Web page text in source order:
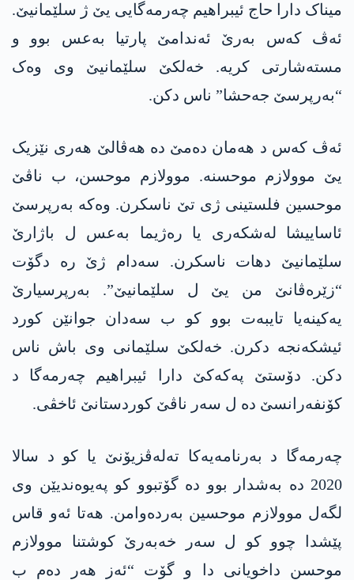
میناک دارا حاج ئیبراھیم چەرمەگایی یێ ژ سلێمانیێ.
ئەڤ کەس بەرێ ئەندامێ پارتیا بەعس بوو و
مستەشارتی کریە. خەلکێ سلێمانیێ وی وەک
“بەرپرسێ جەحشا” ناس دکن.
ئەڤ کەس د ھەمان دەمێ دە ھەڤالێ ھەری نێزیک
یێ موولازم موحسنە. موولازم موحسن، ب ناڤێ
موحسین فلستینی ژی تێ ناسکرن. وەکە بەرپرسێ
ئاساییشا لەشکەری یا رەژیما بەعس ل باژارێ
سلێمانیێ دهات ناسکرن. سەدام ژێ رە دگۆت
“زێرەڤانێ من یێ ل سلێمانیێ”. بەرپرسیارێ
یەکینەیا تایبەت بوو کو ب سەدان جوانێن کورد
ئیشکەنجە دکرن. خەلکێ سلێمانی وی باش ناس
دکن. دۆستێ پەکەکێ دارا ئیبراھیم چەرمەگا د
کۆنفەرانسێ دە ل سەر ناڤێ کوردستانێ ئاخڤی.
چەرمەگا د بەرنامەیەکا تەلەڤزیۆنێ یا کو د سالا
2020 دە بەشدار بوو دە گۆتبوو کو پەیوەندیێن وی
لگەل موولازم موحسین بەردەوامن. ھەتا ئەو قاس
پێشدا چوو کو ل سەر خەبەرێ کوشتنا موولازم
موحسن داخویانی دا و گۆت “ئەز ھەر دەم ب